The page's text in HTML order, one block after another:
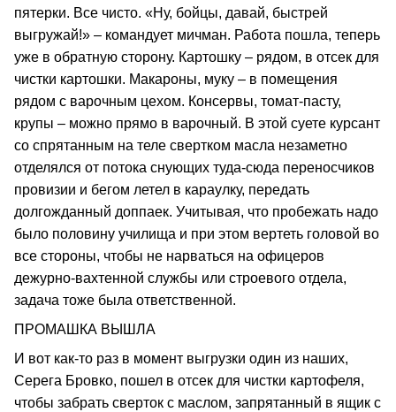
пятерки. Все чисто. «Ну, бойцы, давай, быстрей
выгружай!» – командует мичман. Работа пошла, теперь
уже в обратную сторону. Картошку – рядом, в отсек для
чистки картошки. Макароны, муку – в помещения
рядом с варочным цехом. Консервы, томат-пасту,
крупы – можно прямо в варочный. В этой суете курсант
со спрятанным на теле свертком масла незаметно
отделялся от потока снующих туда-сюда переносчиков
провизии и бегом летел в караулку, передать
долгожданный доппаек. Учитывая, что пробежать надо
было половину училища и при этом вертеть головой во
все стороны, чтобы не нарваться на офицеров
дежурно-вахтенной службы или строевого отдела,
задача тоже была ответственной.
ПРОМАШКА ВЫШЛА
И вот как-то раз в момент выгрузки один из наших,
Серега Бровко, пошел в отсек для чистки картофеля,
чтобы забрать сверток с маслом, запрятанный в ящик с